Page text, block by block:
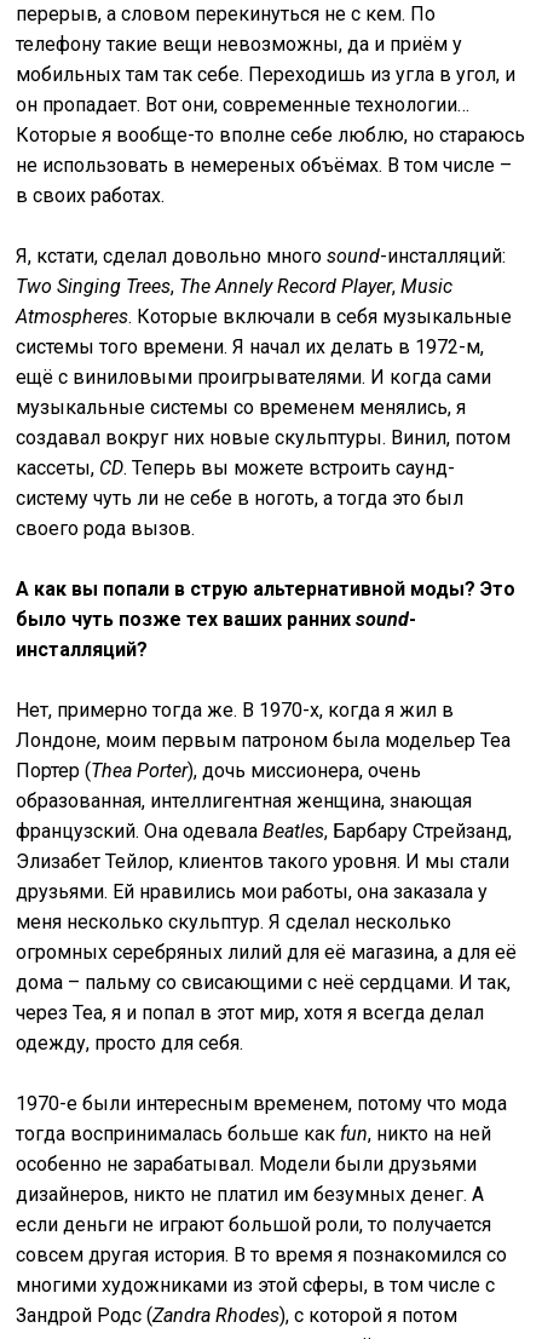
перерыв, а словом перекинуться не с кем. По
телефону такие вещи невозможны, да и приём у
мобильных там так себе. Переходишь из угла в угол, и
он пропадает. Вот они, современные технологии…
Которые я вообще-то вполне себе люблю, но стараюсь
не использовать в немереных объёмах. В том числе –
в своих работах.
Я, кстати, сделал довольно многоsound-инсталляций:
Two Singing Trees, The Annely Record Player, Music
Atmospheres. Которые включали в себя музыкальные
системы того времени. Я начал их делать в 1972-м,
ещё с виниловыми проигрывателями. И когда сами
музыкальные системы со временем менялись, я
создавал вокруг них новые скульптуры. Винил, потом
кассеты, CD. Теперь вы можете встроить саунд-
систему чуть ли не себе в ноготь, а тогда это был
своего рода вызов.
А как вы попали в струю альтернативной моды? Это
было чуть позже тех ваших раннихsound-
инсталляций?
Нет, примерно тогда же. В 1970-х, когда я жил в
Лондоне, моим первым патроном была модельер Теа
Портер (Thea Porter), дочь миссионера, очень
образованная, интеллигентная женщина, знающая
французский. Она одевалаBeatles, Барбару Стрейзанд,
Элизабет Тейлор, клиентов такого уровня. И мы стали
друзьями. Ей нравились мои работы, она заказала у
меня несколько скульптур. Я сделал несколько
огромных серебряных лилий для её магазина, а для её
дома – пальму со свисающими с неё сердцами. И так,
через Теа, я и попал в этот мир, хотя я всегда делал
одежду, просто для себя.
1970-е были интересным временем, потому что мода
тогда воспринималась больше как fun, никто на ней
особенно не зарабатывал. Модели были друзьями
дизайнеров, никто не платил им безумных денег. А
если деньги не играют большой роли, то получается
совсем другая история. В то время я познакомился со
многими художниками из этой сферы, в том числе с
Зандрой Родс (Zandra Rhodes), с которой я потом